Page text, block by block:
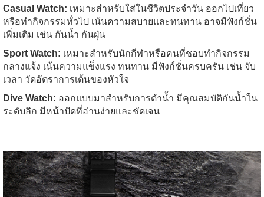
Casual Watch: เหมาะสำหรับใส่ในชีวิตประจำวัน ออกไปเที่ยว
หรือทำกิจกรรมทั่วไป เน้นความสบายและทนทาน อาจมีฟังก์ชั่น
เพิ่มเติม เช่น กันน้ำ กันฝุ่น
Sport Watch: เหมาะสำหรับนักกีฬาหรือคนที่ชอบทำกิจกรรม
กลางแจ้ง เน้นความแข็งแรง ทนทาน มีฟังก์ชั่นครบครัน เช่น จับ
เวลา วัดอัตราการเต้นของหัวใจ
Dive Watch: ออกแบบมาสำหรับการดำน้ำ มีคุณสมบัติกันน้ำใน
ระดับลึก มีหน้าปัดที่อ่านง่ายและชัดเจน